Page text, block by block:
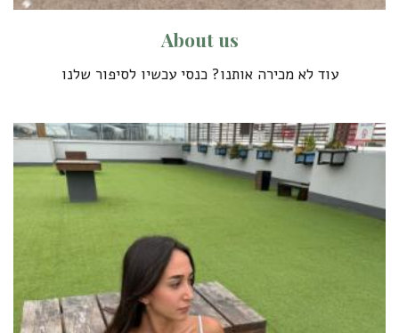
About us
עוד לא מכירה אותנו? כנסי עכשיו לסיפור שלנו